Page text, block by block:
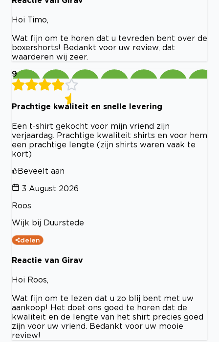
Hoi Timo,
Wat fijn om te horen dat u tevreden bent over de
boxershorts! Bedankt voor uw review, dat
waarderen wij zeer.
9
Prachtige kwaliteit en snelle levering
Een t-shirt gekocht voor mijn vriend zijn
verjaardag. Prachtige kwaliteit shirts en voor hem
een prachtige lengte (zijn shirts waren vaak te
kort)
Beveelt aan
3 August 2026
Roos
Wijk bij Duurstede
delen
Reactie van Girav
Hoi Roos,
Wat fijn om te lezen dat u zo blij bent met uw
aankoop! Het doet ons goed te horen dat de
kwaliteit en de lengte van het shirt precies goed
zijn voor uw vriend. Bedankt voor uw mooie
review!